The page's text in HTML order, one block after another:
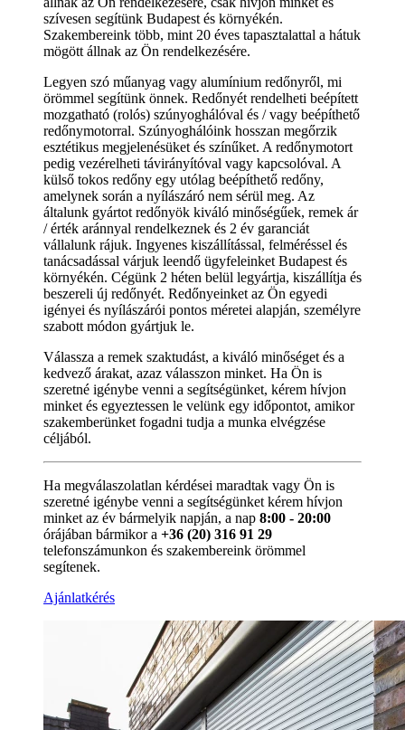
szívesen segítünk Budapest és környékén.
Szakembereink több, mint 20 éves tapasztalattal a hátuk
mögött állnak az Ön rendelkezésére.
Legyen szó műanyag vagy alumínium redőnyről, mi
örömmel segítünk önnek. Redőnyét rendelheti beépített
mozgatható (rolós) szúnyoghálóval és / vagy beépíthető
redőnymotorral. Szúnyoghálóink hosszan megőrzik
esztétikus megjelenésüket és színűket. A redőnymotort
pedig vezérelheti távirányítóval vagy kapcsolóval. A
külső tokos redőny egy utólag beépíthető redőny,
amelynek során a nyílászáró nem sérül meg. Az
általunk gyártot redőnyök kiváló minőségűek, remek ár
/ érték aránnyal rendelkeznek és 2 év garanciát
vállalunk rájuk. Ingyenes kiszállítással, felméréssel és
tanácsadással várjuk leendő ügyfeleinket Budapest és
környékén. Cégünk 2 héten belül legyártja, kiszállítja és
beszereli új redőnyét. Redőnyeinket az Ön egyedi
igényei és nyílászárói pontos méretei alapján, személyre
szabott módon gyártjuk le.
Válassza a remek szaktudást, a kiváló minőséget és a
kedvező árakat, azaz válasszon minket. Ha Ön is
szeretné igénybe venni a segítségünket, kérem hívjon
minket és egyeztessen le velünk egy időpontot, amikor
szakemberünket fogadni tudja a munka elvégzése
céljából.
Ha megválaszolatlan kérdései maradtak vagy Ön is
szeretné igénybe venni a segítségünket kérem hívjon
minket az év bármelyik napján, a nap 8:00 - 20:00
órájában bármikor a +36 (20) 316 91 29
telefonszámunkon és szakembereink örömmel
segítenek.
Ajánlatkérés